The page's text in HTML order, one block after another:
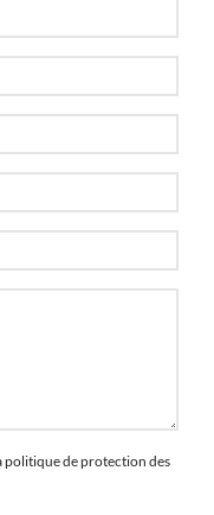
politique de protection des